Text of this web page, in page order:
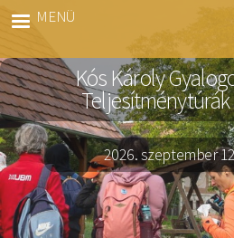
MENÜ
Kós Károly
Teljesítménytúrák
2026. szeptember